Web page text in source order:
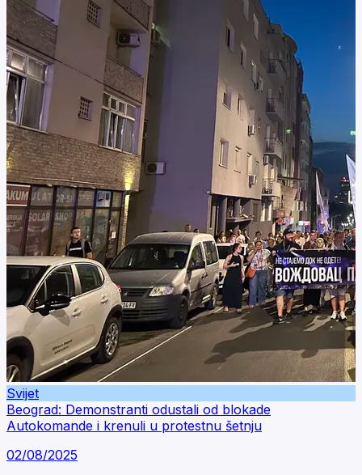
Svijet
Beograd: Demonstranti odustali od blokade
Autokomande i krenuli u protestnu šetnju
02/08/2025